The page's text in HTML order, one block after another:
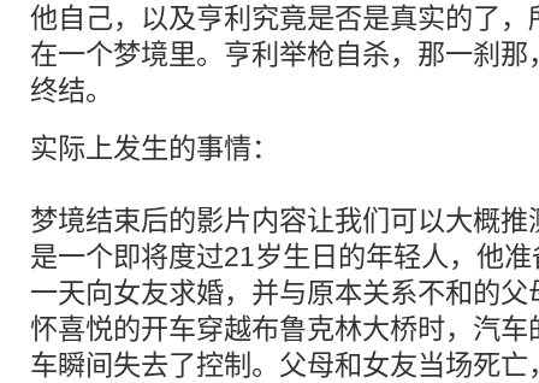
他自己，以及亨利究竟是否是真实的了
在一个梦境里。亨利举枪自杀，那一刹
终结。
实际上发生的事情：
梦境结束后的影片内容让我们可以大概
是一个即将度过21岁生日的年轻人，他
一天向女友求婚，并与原本关系不和的
怀喜悦的开车穿越布鲁克林大桥时，汽
车瞬间失去了控制。父母和女友当场死